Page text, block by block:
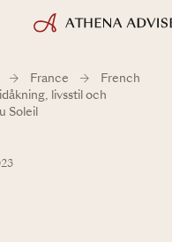
France
French
livsstil och
Soleil